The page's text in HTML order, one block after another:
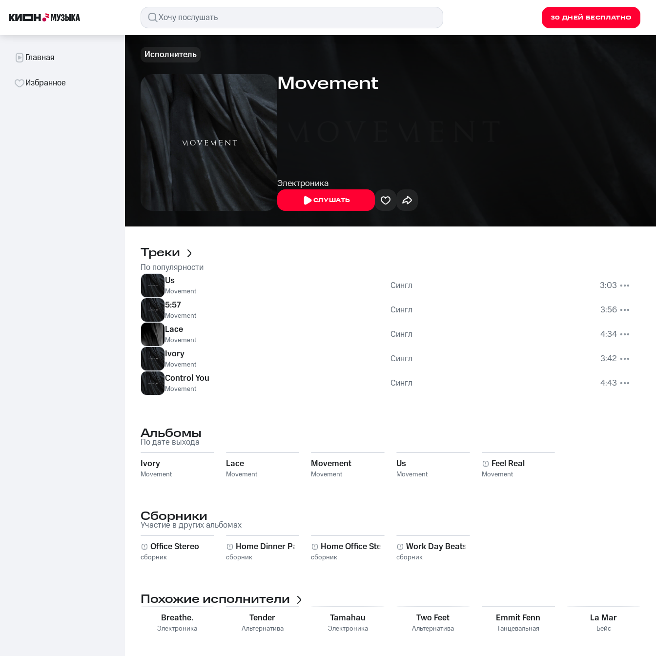
30 ДНЕЙ БЕСПЛАТНО
Главная
Избранное
Исполнитель
Movement
Электроника
СЛУШАТЬ
Треки
По популярности
Us
Movement Сингл
3:03
5:57
Movement Сингл
3:56
Lace
Movement Сингл
4:34
Ivory
Movement Сингл
3:42
Control You
Movement Сингл 4:43
Альбомы
По дате выхода
Ivory
Movement
Lace
Movement
Movement
Movement
Us
Movement
Feel Real
Movement
Сборники
Участие в других альбомах
Office Stereo
сборник
Home Dinner Party
сборник
Home Office Stereo
сборник
Work Day Beats
сборник
Похожие исполнители
Breathe.
Электроника
Tender
Альтернатива
Tamahau
Электроника
Two Feet
Альтернатива
Emmit Fenn
Танцевальная
La Mar
Бейс